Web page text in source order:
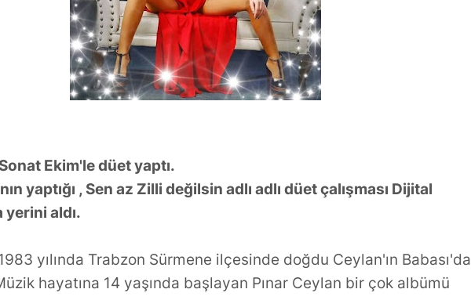
Ekim'le düet yaptı.
yaptığı , Sen az Zilli değilsin adlı adlı düet çalışması Dijital
aldı.
yılında Trabzon Sürmene ilçesinde doğdu Ceylan'ın Babası'da
hayatına 14 yaşında başlayan Pınar Ceylan bir çok albümü
Planlamanın Gücü
YAPMIYORUM